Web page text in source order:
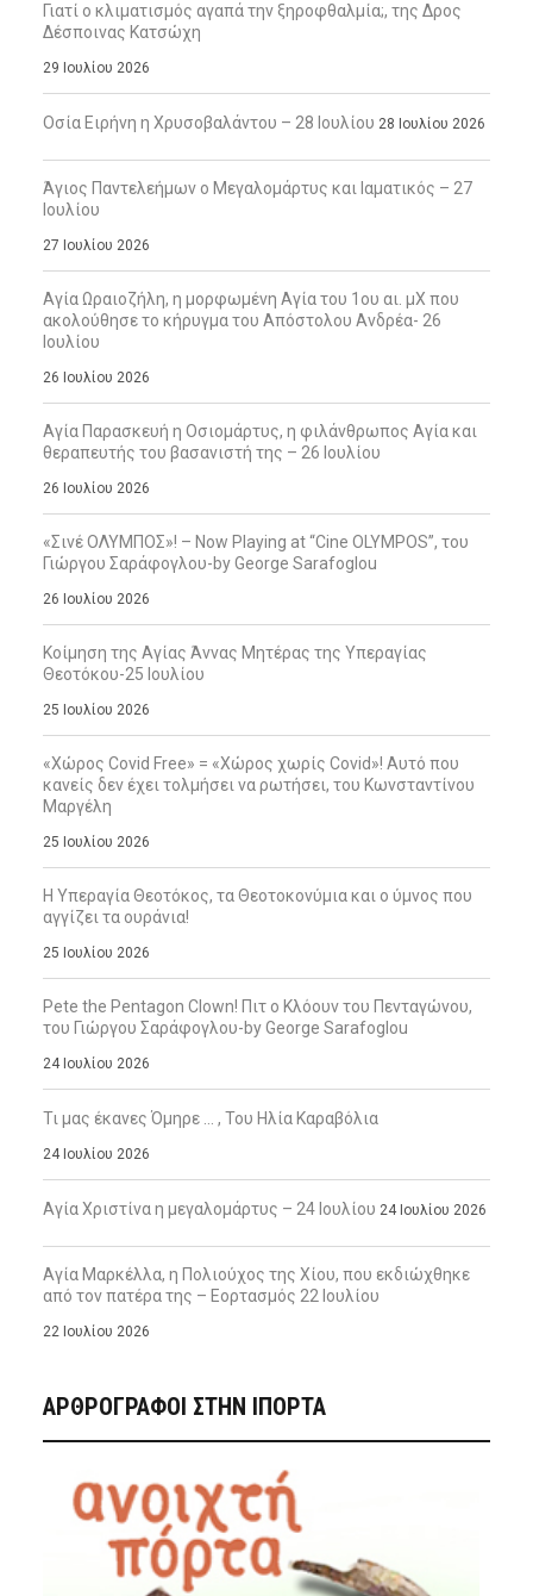
Γιατί ο κλιματισμός αγαπά την ξηροφθαλμία;, της Δρος
Δέσποινας Κατσώχη
29 Ιουλίου 2026
Οσία Ειρήνη η Χρυσοβαλάντου – 28 Ιουλίου 28 Ιουλίου 2026
Άγιος Παντελεήμων ο Μεγαλομάρτυς και Ιαματικός – 27
Ιουλίου
27 Ιουλίου 2026
Αγία Ωραιοζήλη, η μορφωμένη Αγία του 1ου αι. μΧ που
ακολούθησε το κήρυγμα του Απόστολου Ανδρέα- 26
Ιουλίου
26 Ιουλίου 2026
Αγία Παρασκευή η Οσιομάρτυς, η φιλάνθρωπος Αγία και
θεραπευτής του βασανιστή της – 26 Ιουλίου
26 Ιουλίου 2026
«Σινέ ΟΛΥΜΠΟΣ»! – Now Playing at “Cine OLYMPOS”, του
Γιώργου Σαράφογλου-by George Sarafoglou
26 Ιουλίου 2026
Κοίμηση της Αγίας Άννας Μητέρας της Υπεραγίας
Θεοτόκου-25 Ιουλίου
25 Ιουλίου 2026
«Χώρος Covid Free» = «Χώρος χωρίς Covid»! Αυτό που
κανείς δεν έχει τολμήσει να ρωτήσει, του Κωνσταντίνου
Μαργέλη
25 Ιουλίου 2026
Η Υπεραγία Θεοτόκος, τα Θεοτοκονύμια και ο ύμνος που
αγγίζει τα ουράνια!
25 Ιουλίου 2026
Pete the Pentagon Clown! Πιτ ο Κλόουν του Πενταγώνου,
του Γιώργου Σαράφογλου-by George Sarafoglou
24 Ιουλίου 2026
Τι μας έκανες Όμηρε … , Του Ηλία Καραβόλια
24 Ιουλίου 2026
Αγία Χριστίνα η μεγαλομάρτυς – 24 Ιουλίου 24 Ιουλίου 2026
Αγία Μαρκέλλα, η Πολιούχος της Χίου, που εκδιώχθηκε
από τον πατέρα της – Εορτασμός 22 Ιουλίου
22 Ιουλίου 2026
ΑΡΘΡΟΓΡΑΦΟΙ ΣΤΗΝ IΠΟΡΤΑ